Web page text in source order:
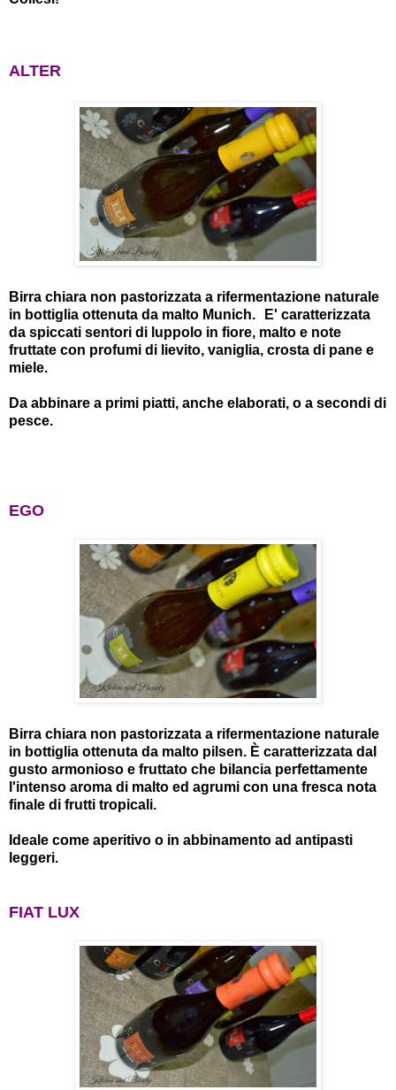
ALTER
Birra chiara non pastorizzata a rifermentazione naturale
in bottiglia ottenuta da malto Munich. E' caratterizzata
da spiccati sentori di luppolo in fiore, malto e note
fruttate con profumi di lievito, vaniglia, crosta di pane e
miele.
Da abbinare a primi piatti, anche elaborati, o a secondi di
pesce.
EGO
Birra chiara non pastorizzata a rifermentazione naturale
in bottiglia ottenuta da malto pilsen. È caratterizzata dal
gusto armonioso e fruttato che bilancia perfettamente
l'intenso aroma di malto ed agrumi con una fresca nota
finale di frutti tropicali.
Ideale come aperitivo o in abbinamento ad antipasti
leggeri.
FIAT LUX